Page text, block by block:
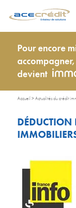
Pour encore
devient
Accueil >Actualités du crédit
DÉDUCTION